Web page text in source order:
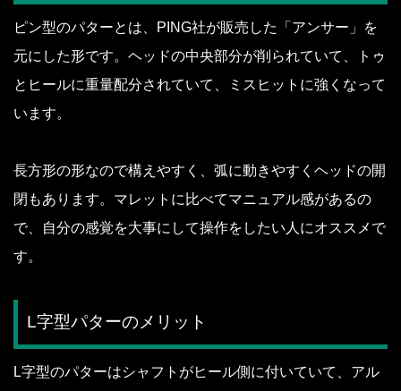
ピン型のパターとは、PING社が販売した「アンサー」を
元にした形です。 ヘッドの中央部分が削られていて、トゥ
とヒールに重量配分されていて、ミスヒットに強くなって
います。
長方形の形なので構えやすく、弧に動きやすくヘッドの開
閉もあります。 マレットに比べてマニュアル感があるの
で、自分の感覚を大事にして操作をしたい人にオススメで
す。
L字型パターのメリット
L字型のパターはシャフトがヒール側に付いていて、アル